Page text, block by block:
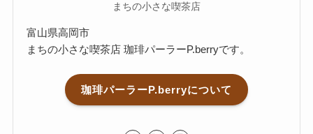
まちの小さな喫茶店
富山県高岡市
まちの小さな喫茶店 珈琲パーラーP.berryです。
珈琲パーラーP.berryについて